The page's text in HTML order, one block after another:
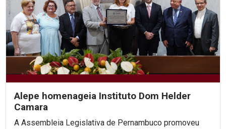
Alepe homenageia Instituto Dom Helder
Camara
A Assembleia Legislativa de Pernambuco promoveu